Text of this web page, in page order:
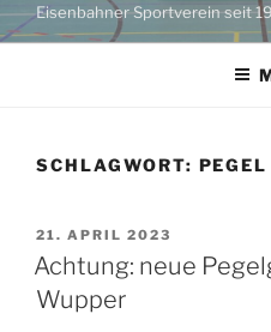
Eisenbahner Sportverein seit
SCHLAGWORT: PEGEL
VERÖFFENTLICHT
AM
21. APRIL 2023
Achtung: neue
Wupper